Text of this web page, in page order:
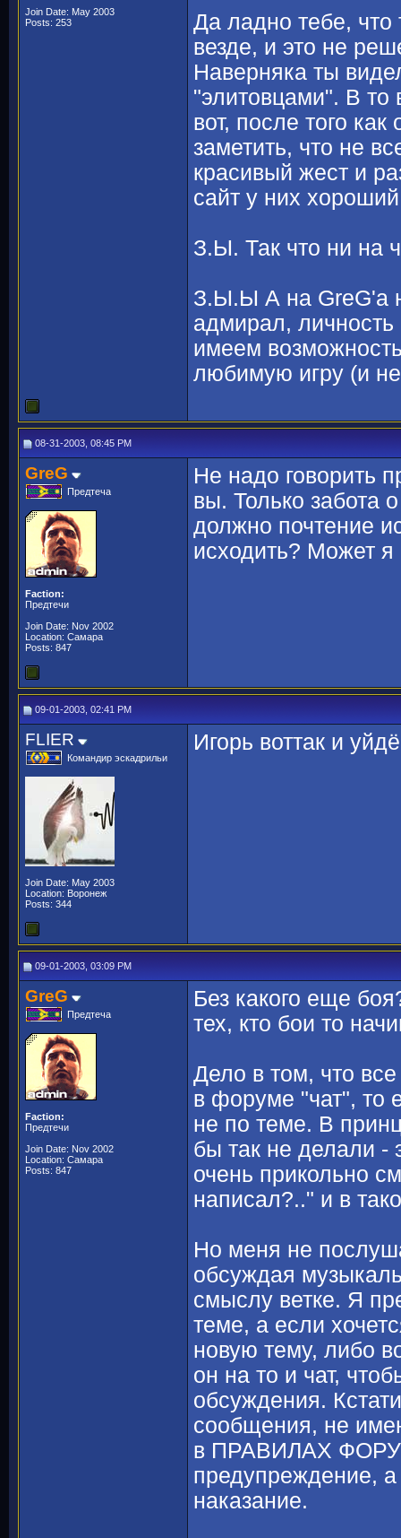
Join Date: May 2003
Posts: 253
Да ладно тебе,
везде, и это не
Наверняка ты
"элитовцами". В то
вот, после того
заметить, что не
красивый жест и
сайт у них
З.Ы. Так что ни на
З.Ы.Ы А на GreG'а
адмирал,
имеем
любимую игру (и
08-31-2003, 08:45 PM
GreG
Предтеча
Faction:
Предтечи
Join Date: Nov 2002
Location: Самара
Posts: 847
Не надо говорить
вы. Только забота
должно почтение
исходить? Может я
09-01-2003, 02:41 PM
FLIER
Командир эскадрильи
Join Date: May 2003
Location: Воронеж
Posts: 344
Игорь воттак и
09-01-2003, 03:09 PM
GreG
Предтеча
Faction:
Предтечи
Join Date: Nov 2002
Location: Самара
Posts: 847
Без какого еще
тех, кто бои то
Дело в том, что
в форуме "чат", то
не по теме. В
бы так не делали -
очень прикольно
написал?.." и в
Но меня не
обсуждая
смыслу ветке. Я
теме, а если
новую тему, либо
он на то и чат,
обсуждения.
сообщения, не
в ПРАВИЛАХ
предупреждение, а
наказание.